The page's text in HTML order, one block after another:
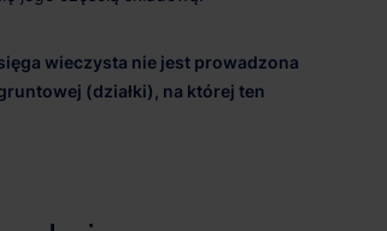
wieczysta nie jest prowadzona
(działki), na której ten